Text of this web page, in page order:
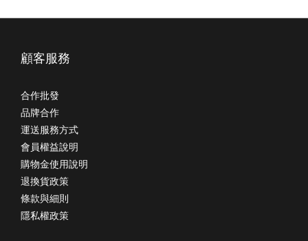
顧客服務
合作批發
品牌合作
運送服務方式
會員權益說明
購物金使用說明
退換貨政策
條款與細則
隱私權政策